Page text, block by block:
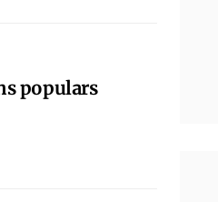
populars